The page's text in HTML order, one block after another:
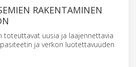
RAKENTAMINEN
toteuttavat uusia ja laajennettavia
ja verkon luotettavuuden